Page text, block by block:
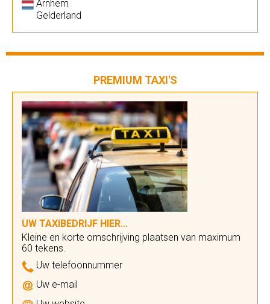
Arnhem
Gelderland
PREMIUM TAXI'S
UW TAXIBEDRIJF HIER...
Kleine en korte omschrijving plaatsen van maximum
60 tekens.
Uw telefoonnummer
Uw e-mail